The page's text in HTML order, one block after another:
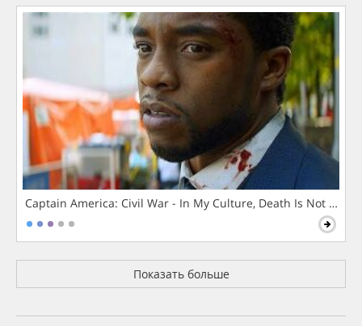
Captain America: Civil War - In My Culture, Death Is Not The
Показать больше